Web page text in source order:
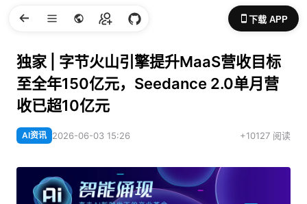
下载 APP
独家 | 字节火山引擎提升MaaS营收目标
至全年150亿元，Seedance 2.0单月营
收已超10亿元
AI资讯 2026-06-03 15:26 +10127 阅读